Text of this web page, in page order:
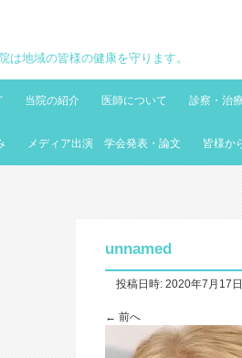
は地域の皆様の健康を守ります。
当院の紹介 医師について 診察・治
メディア出演 学会発表・論文 皆様か
unnamed
投稿日時: 2020年7月17日
← 前へ